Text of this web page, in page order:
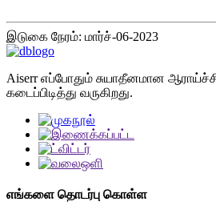
இடுகை நேரம்: மார்ச்-06-2023
Aiserr எப்போதும் சுயாதீனமான
கடைப்பிடித்து வருகிறது.
எங்களை தொடர்பு கொள்ள